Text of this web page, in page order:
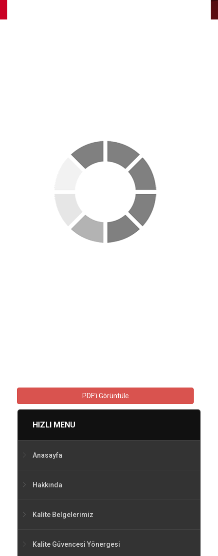
PDF’i Görüntüle
HIZLI MENU
Anasayfa
Hakkında
Kalite Belgelerimiz
Kalite Güvencesi Yönergesi